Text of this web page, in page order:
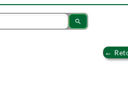
search
←